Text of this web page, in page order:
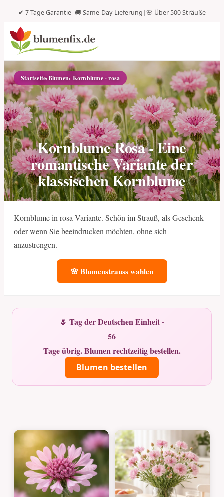
✔ 7 Tage Garantie|🚚 Same-Day-Lieferung |🌸 Über 500 Sträuße
Startseite›Blumen› Kornblume - rosa
Kornblume Rosa - Eine
romantische Variante der
klassischen Kornblume
Kornblume in rosa Variante. Schön im Strauß, als Geschenk
oder wenn Sie beeindrucken möchten, ohne sich
anzustrengen.
🌸 Blumenstrauss wahlen
🌷 Tag der Deutschen Einheit -
56
Tage übrig. Blumen rechtzeitig bestellen.
Blumen bestellen